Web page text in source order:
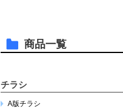
商品一覧
チラシ
A版チラシ